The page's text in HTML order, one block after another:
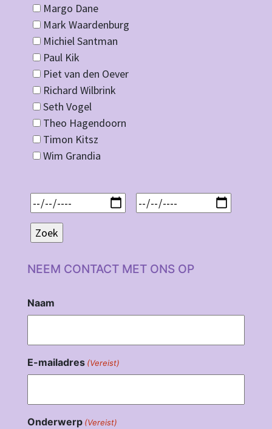
Margo Dane
Mark Waardenburg
Michiel Santman
Paul Kik
Piet van den Oever
Richard Wilbrink
Seth Vogel
Theo Hagendoorn
Timon Kitsz
Wim Grandia
NEEM CONTACT MET ONS OP
Naam
E-mailadres (Vereist)
Onderwerp (Vereist)